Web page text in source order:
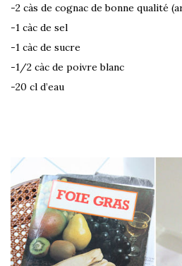
-2 càs de cognac de bonne qualité
-1 càc de sel
-1 càc de sucre
-1/2 càc de poivre blanc
-20 cl d’eau